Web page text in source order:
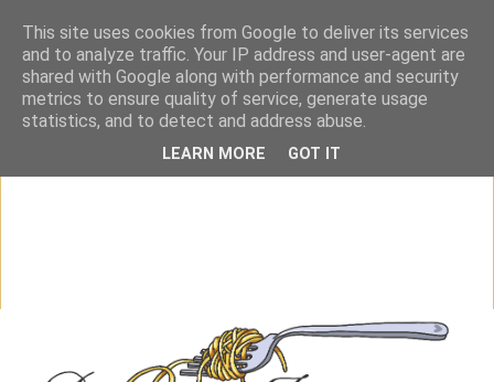
This site uses cookies from Google to deliver its services
and to analyze traffic. Your IP address and user-agent are
shared with Google along with performance and security
metrics to ensure quality of service, generate usage
statistics, and to detect and address abuse.
LEARN MORE GOT IT